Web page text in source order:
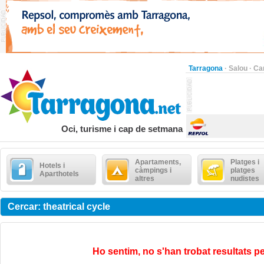
Tarragona · Salou ·
Oci, turisme i cap de setmana
Hotels i
Aparthotels
Apartaments,
càmpings i
altres
Platges i
platges
nudistes
Cercar: theatrical cycle
Ho sentim, no s'han trobat resultats